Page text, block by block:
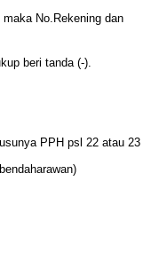
No.Rekening dan
beri tanda (-).
PPH psl 22 atau 23